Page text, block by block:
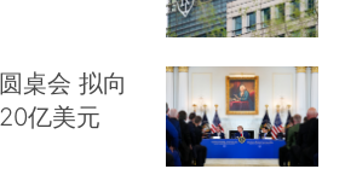
桌会 拟向
亿美元